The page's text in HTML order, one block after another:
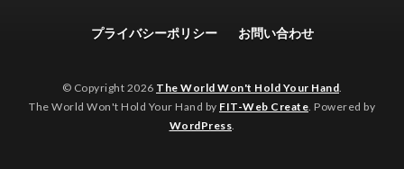
プライバシーポリシー お問い合わせ
© Copyright 2026 The World Won't Hold Your Hand.
The World Won't Hold Your Hand by FIT-Web Create. Powered by
WordPress.